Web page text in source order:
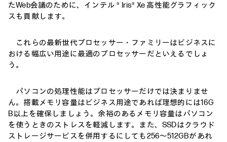
たWeb会議のために、インテル ® Iris® Xe 高性能グラフィック
スも貢献します。
これらの最新世代プロセッサー・ファミリーはビジネスに
おける幅広い用途に最適のプロセッサーだといえるでしょ
う。
パソコンの処理性能はプロセッサーだけでは決まりませ
ん。搭載メモリ容量はビジネス用途であれば理想的には16G
B以上を確保しましょう。余裕のあるメモリ容量はパソコン
を使うときのストレスを軽減します。また、SSDはクラウド
ストレージサービスを併用するにしても256～512GBがあれ